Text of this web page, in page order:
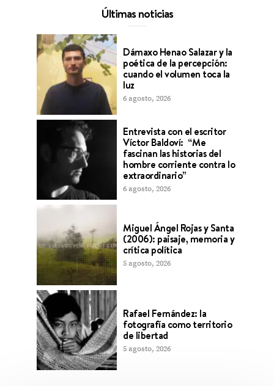
Últimas noticias
Dámaxo Henao Salazar y la
poética de la percepción:
cuando el volumen toca la
luz
6 agosto, 2026
Entrevista con el escritor
Víctor Baldoví: “Me
fascinan las historias del
hombre corriente contra lo
extraordinario”
6 agosto, 2026
Miguel Ángel Rojas y Santa
(2006): paisaje, memoria y
crítica política
5 agosto, 2026
Rafael Fernández: la
fotografía como territorio
de libertad
5 agosto, 2026